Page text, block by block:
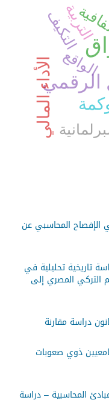
الرقميالأداء المالي الواقع
التكيف
التربية
الإفصاح المحاسبي عن
(1820–1956م): دراسة تاريخية تحليلية في
التركي المصري إلى
دراسة مقارنة
ذوي صعوبات
المحاسبية – دراسة